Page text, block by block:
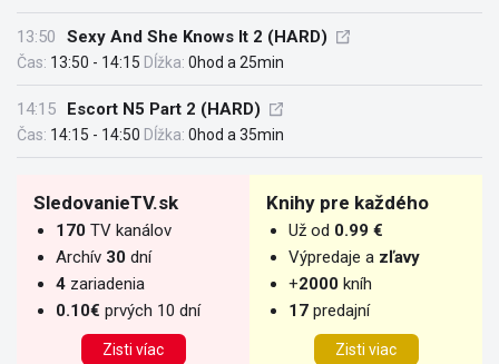
13:50 Sexy And She Knows It 2 (HARD)
Čas: 13:50 - 14:15 Dĺžka: 0hod a 25min
14:15 Escort N5 Part 2 (HARD)
Čas: 14:15 - 14:50 Dĺžka: 0hod a 35min
SledovanieTV.sk
170 TV kanálov
Archív 30 dní
4 zariadenia
0.10€ prvých 10 dní
Zisti víac
Knihy pre každého
Už od 0.99 €
Výpredaje a zľavy
+2000 kníh
17 predajní
Zisti viac